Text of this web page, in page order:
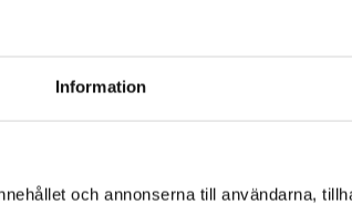
Information
och annonserna till användarna,